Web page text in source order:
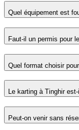
Quel équipement est
Faut-il un permis pour
Quel format choisir
Le karting à Tinghir
Peut-on venir sans